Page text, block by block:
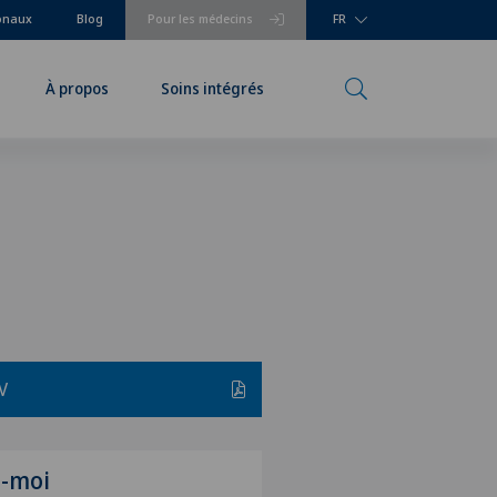
Pour les médecins
Blog FR
À propos Soins intégrés
moi